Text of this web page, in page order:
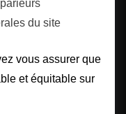
du site
vous assurer que
et équitable sur